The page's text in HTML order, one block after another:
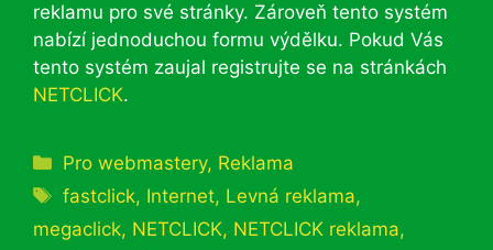
reklamu pro své stránky. Zároveň tento systém
nabízí jednoduchou formu výdělku. Pokud Vás
tento systém zaujal registrujte se na stránkách
NETCLICK.
Rubriky
Pro webmastery, Reklama
Štítky
fastclick, Internet, Levná reklama,
megaclick, NETCLICK, NETCLICK reklama,